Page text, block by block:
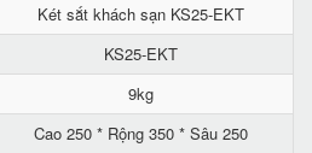
Két sắt khách sạn KS25-EKT
KS25-EKT
9kg
Cao 250 * Rộng 350 * Sâu 250